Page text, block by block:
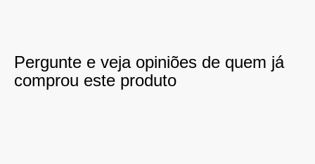
Pergunte e veja opiniões de quem já
comprou este produto